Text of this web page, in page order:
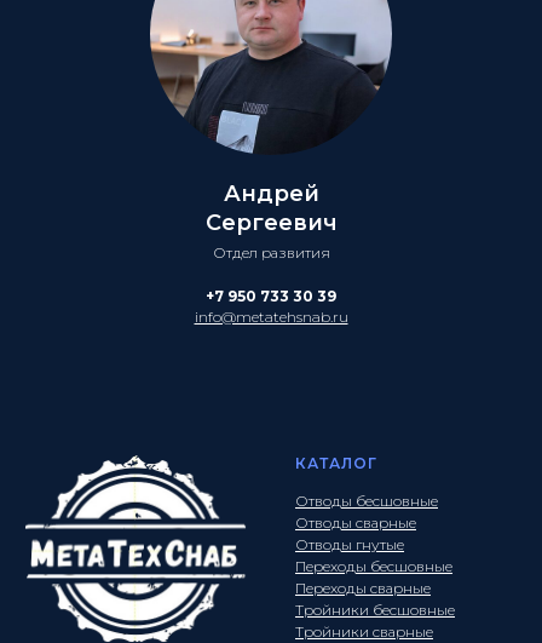
Андрей
Сергеевич
Отдел развития
+7 950 733 30 39
info@metatehsnab.ru
КАТАЛОГ
Отводы бесшовные
Отводы сварные
Отводы гнутые
Переходы бесшовные
Переходы сварные
Тройники бесшовные
Тройники сварные